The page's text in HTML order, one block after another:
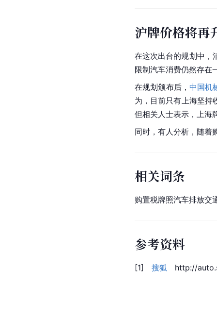
沪牌价格将再
在这次出台的规划中，
限制汽车消费仍然存在
在规划颁布后， 中国机
为，目前只有上海坚持
但相关人士表示，上海
同时，有人分析，随着
相关词条
购置税牌照汽车排放交
参考资料
[1] 搜狐 http://auto.